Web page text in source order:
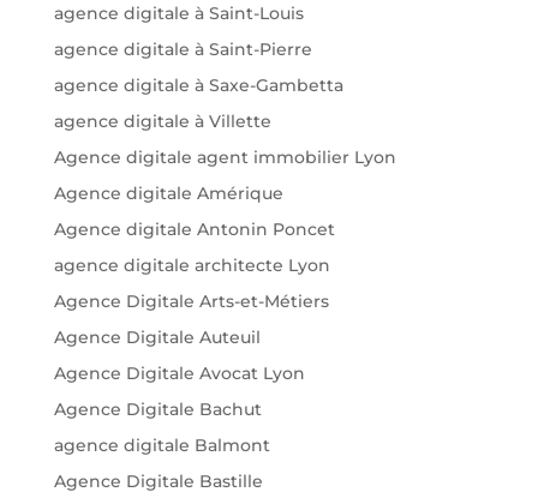
agence digitale à Saint-Louis
agence digitale à Saint-Pierre
agence digitale à Saxe-Gambetta
agence digitale à Villette
Agence digitale agent immobilier Lyon
Agence digitale Amérique
Agence digitale Antonin Poncet
agence digitale architecte Lyon
Agence Digitale Arts-et-Métiers
Agence Digitale Auteuil
Agence Digitale Avocat Lyon
Agence Digitale Bachut
agence digitale Balmont
Agence Digitale Bastille